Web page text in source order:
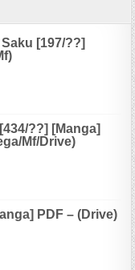
[197/??]
??] [Manga]
Mf/Drive)
PDF – (Drive)